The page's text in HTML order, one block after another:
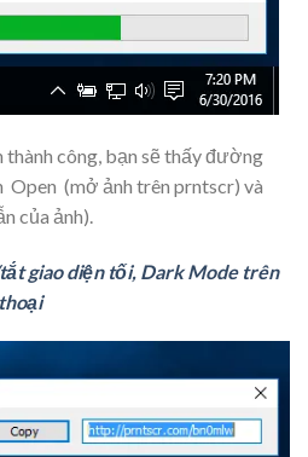
thành công, bạn sẽ thấy đường
Open (mở ảnh trên prntscr) và
của ảnh).
giao diện tối, Dark Mode trên